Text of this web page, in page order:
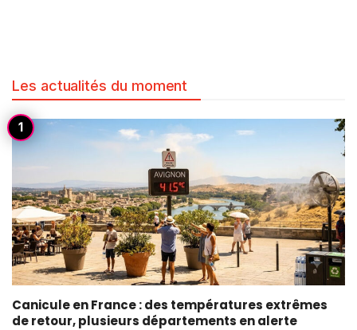
Les actualités du moment
Canicule en France : des températures extrêmes
de retour, plusieurs départements en alerte